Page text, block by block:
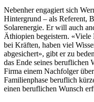
Nebenher engagiert sich
Hintergrund – als Referent,
Solarenergie. Er will auch
Äthiopien begeistern. «Viele
bei Kräften, haben viel
abgesichert», gibt er zu
das Ende seines beruflichen
Firma einem Nachfolger
Familienphase beruflich
einen beruflichen Wunsch